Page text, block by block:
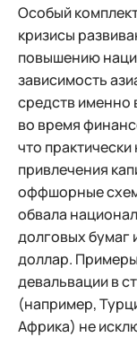
Особый
кризисы
повышению
зависимость
средств именно
во время
что
привлечения
оффшорные
обвала
долговых бумаг
доллар.
девальвации в
(например,
Африка) не